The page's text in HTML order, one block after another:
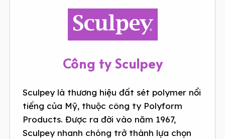
Công ty Sculpey
Sculpey là thương hiệu đất sét polymer nổi
tiếng của Mỹ, thuộc công ty Polyform
Products. Được ra đời vào năm 1967,
Sculpey nhanh chóng trở thành lựa chọn